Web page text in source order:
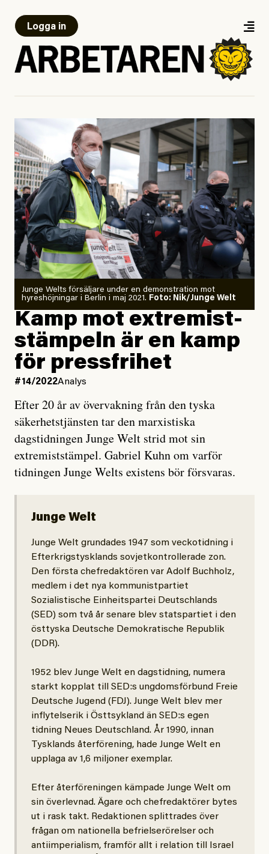
Logga in
Junge Welts försäljare under en demonstration mot
hyreshöjningar i Berlin i maj 2021. Foto: Nik/Junge Welt
Kamp mot extremist­
stämpeln är en kamp
för pressfrihet
#14/2022Analys
Efter 20 år av övervakning från den tyska
säkerhetstjänsten tar den marxistiska
dagstidningen Junge Welt strid mot sin
extremiststämpel. Gabriel Kuhn om varför
tidningen Junge Welts existens bör försvaras.
Junge Welt
Junge Welt grundades 1947 som veckotidning i
Efterkrigstysklands sovjetkontrollerade zon.
Den första chefredaktören var Adolf Buchholz,
medlem i det nya kommunistpartiet
Sozialistische Einheitspartei Deutschlands
(SED) som två år senare blev statspartiet i den
östtyska Deutsche Demokratische Republik
(DDR).
1952 blev Junge Welt en dagstidning, numera
starkt kopplat till SED:s ungdomsförbund Freie
Deutsche Jugend (FDJ). Junge Welt blev mer
inflytelserik i Östtsykland än SED:s egen
tidning Neues Deutschland. År 1990, innan
Tysklands återförening, hade Junge Welt en
upplaga av 1,6 miljoner exemplar.
Efter återföreningen kämpade Junge Welt om
sin överlevnad. Ägare och chefredaktörer bytes
ut i rask takt. Redaktionen splittrades över
frågan om nationella befrielserörelser och
antiimperialism, framför allt i relation till Israel